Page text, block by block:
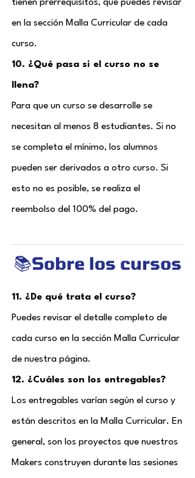
tienen prerrequisitos, que puedes revisar
en la sección Malla Curricular de cada
curso.
10. ¿Qué pasa si el curso no se
llena?
Para que un curso se desarrolle se
necesitan al menos 8 estudiantes. Si no
se completa el mínimo, los alumnos
pueden ser derivados a otro curso. Si
esto no es posible, se realiza el
reembolso del 100% del pago.
📚Sobre los cursos
11. ¿De qué trata el curso?
Puedes revisar el detalle completo de
cada curso en la sección Malla Curricular
de nuestra página.
12. ¿Cuáles son los entregables?
Los entregables varían según el curso y
están descritos en la Malla Curricular. En
general, son los proyectos que nuestros
Makers construyen durante las sesiones